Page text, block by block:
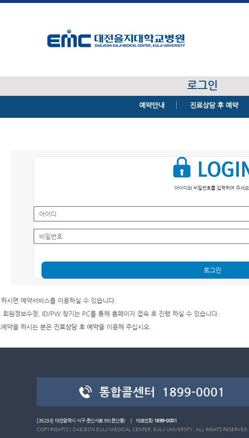
로그인
예약안내 진료상담 후 예약
아이디와 비밀번호를 입력하여 주세요.
로그인
시면 예약서비스를 이용하실 수 있습니다.
회원정보수정, ID/PW 찾기는 PC를 통해 홈페이지 접속 후 진행 하실 수 있습니다.
약을 하시는 분은 진료상담 후 예약을 이용해 주십시오.
[35233] 대전광역시 서구 둔산서로 95(둔산동) | 대표전화1899-0001
COPYRIGHT(C) DAEJEON EULJI MEDICAL CENTER, EULJI UNIVERSITY. ALL RIGHTS RESERVED.